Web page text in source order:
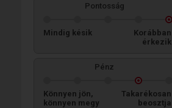
Pontosság
Mindig késik
Korábban
érkezik
Pénz
Könnyen jön,
könnyen megy
Takarékosan
beosztja